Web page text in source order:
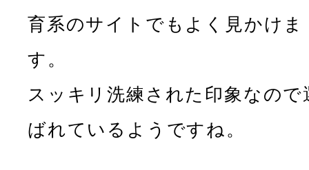
育系のサイトでもよく見かけま
す。
スッキリ洗練された印象なので
ばれているようですね。